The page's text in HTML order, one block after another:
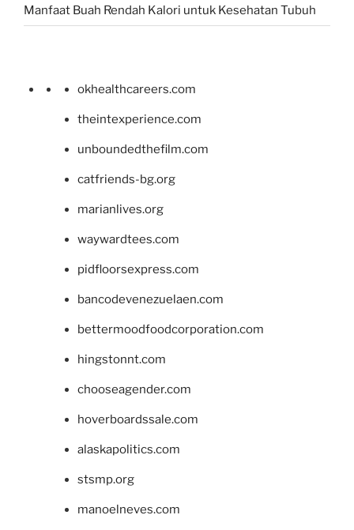
Manfaat Buah Rendah Kalori untuk Kesehatan Tubuh
okhealthcareers.com
theintexperience.com
unboundedthefilm.com
catfriends-bg.org
marianlives.org
waywardtees.com
pidfloorsexpress.com
bancodevenezuelaen.com
bettermoodfoodcorporation.com
hingstonnt.com
chooseagender.com
hoverboardssale.com
alaskapolitics.com
stsmp.org
manoelneves.com